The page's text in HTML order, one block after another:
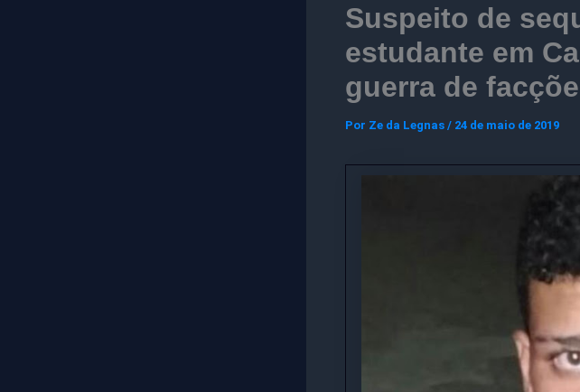
Suspeito de
estudante em
guerra de
Por Ze da Legnas / 24 de maio de 2019